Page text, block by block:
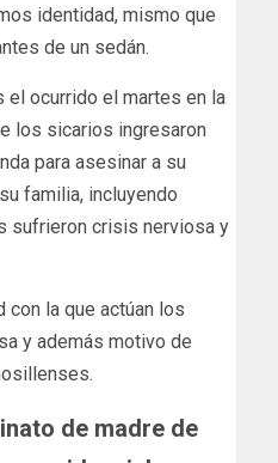
identidad, mismo que
de un sedán.
ocurrido el martes en la
los sicarios ingresaron
para asesinar a su
familia, incluyendo
sufrieron crisis nerviosa y
con la que actúan los
y además motivo de
de madre de